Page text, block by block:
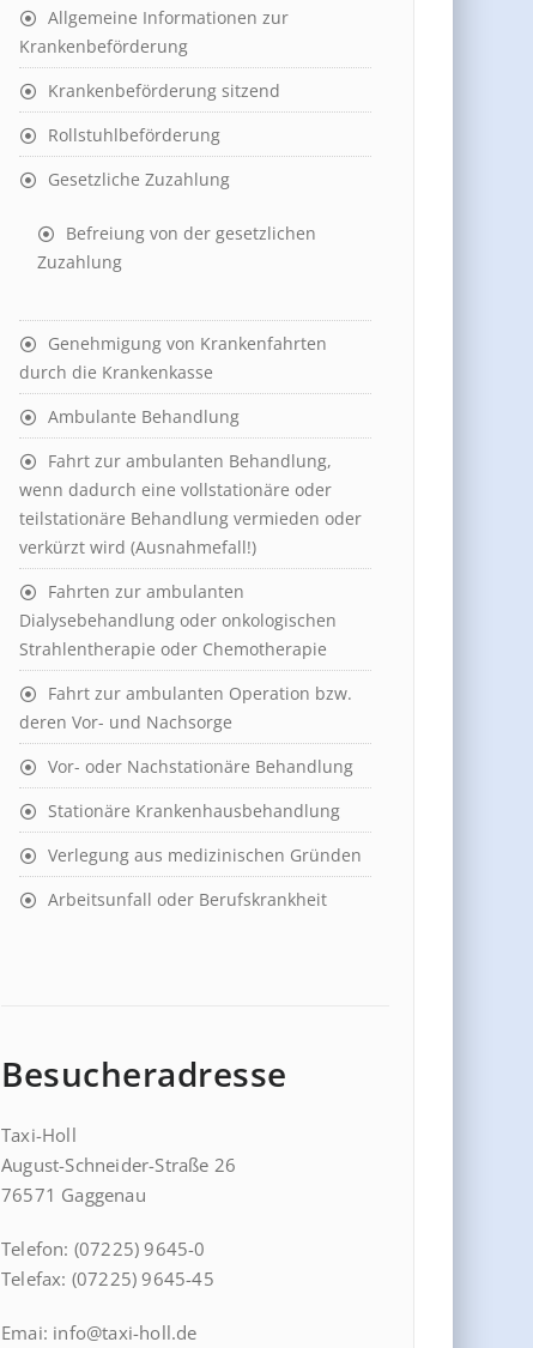
Allgemeine Informationen zur
Krankenbeförderung
Krankenbeförderung sitzend
Rollstuhlbeförderung
Gesetzliche Zuzahlung
Befreiung von der gesetzlichen
Zuzahlung
Genehmigung von Krankenfahrten
durch die Krankenkasse
Ambulante Behandlung
Fahrt zur ambulanten Behandlung,
wenn dadurch eine vollstationäre oder
teilstationäre Behandlung vermieden oder
verkürzt wird (Ausnahmefall!)
Fahrten zur ambulanten
Dialysebehandlung oder onkologischen
Strahlentherapie oder Chemotherapie
Fahrt zur ambulanten Operation bzw.
deren Vor- und Nachsorge
Vor- oder Nachstationäre Behandlung
Stationäre Krankenhausbehandlung
Verlegung aus medizinischen Gründen
Arbeitsunfall oder Berufskrankheit
Besucheradresse
Taxi-Holl
August-Schneider-Straße 26
76571 Gaggenau
Telefon: (07225) 9645-0
Telefax: (07225) 9645-45
Emai: info@taxi-holl.de